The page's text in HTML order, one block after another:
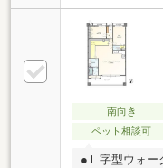
屋本線「前後
より徒歩約12
ｍ）■沓掛中
明店：徒歩約
明大久伝東店
南向き
ペット相談可
●Ｌ字型ウォー